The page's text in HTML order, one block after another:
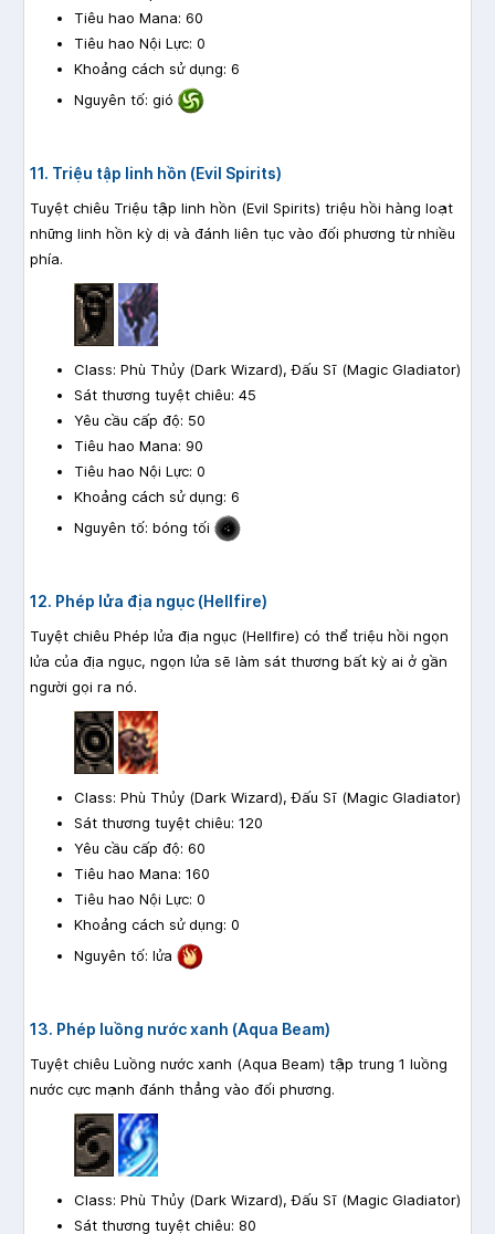
Tiêu hao Mana: 60
Tiêu hao Nội Lực: 0
Khoảng cách sử dụng: 6
Nguyên tố: gió
11. Triệu tập linh hồn (Evil Spirits)
Tuyệt chiêu Triệu tập linh hồn (Evil Spirits) triệu hồi hàng loạt
những linh hồn kỳ dị và đánh liên tục vào đối phương từ nhiều
phía.
Class: Phù Thủy (Dark Wizard), Đấu Sĩ (Magic Gladiator)
Sát thương tuyệt chiêu: 45
Yêu cầu cấp độ: 50
Tiêu hao Mana: 90
Tiêu hao Nội Lực: 0
Khoảng cách sử dụng: 6
Nguyên tố: bóng tối
12. Phép lửa địa ngục (Hellfire)
Tuyệt chiêu Phép lửa địa ngục (Hellfire) có thể triệu hồi ngọn
lửa của địa ngục, ngọn lửa sẽ làm sát thương bất kỳ ai ở gần
người gọi ra nó.
Class: Phù Thủy (Dark Wizard), Đấu Sĩ (Magic Gladiator)
Sát thương tuyệt chiêu: 120
Yêu cầu cấp độ: 60
Tiêu hao Mana: 160
Tiêu hao Nội Lực: 0
Khoảng cách sử dụng: 0
Nguyên tố: lửa
13. Phép luồng nước xanh (Aqua Beam)
Tuyệt chiêu Luồng nước xanh (Aqua Beam) tập trung 1 luồng
nước cực mạnh đánh thẳng vào đối phương.
Class: Phù Thủy (Dark Wizard), Đấu Sĩ (Magic Gladiator)
Sát thương tuyệt chiêu: 80